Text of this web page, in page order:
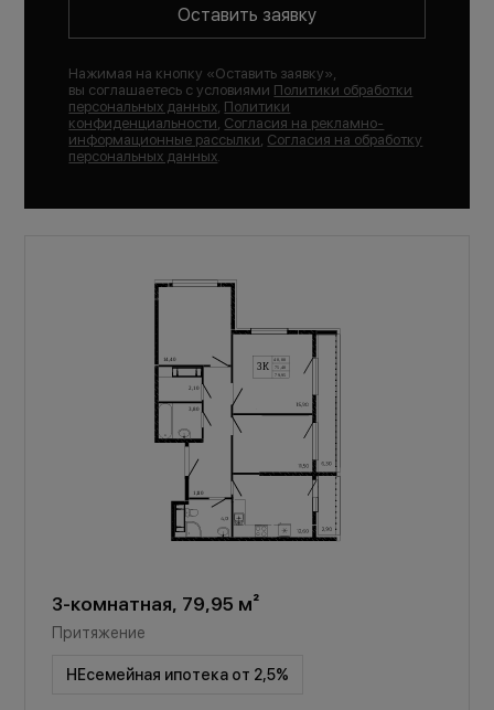
Оставить заявку
Нажимая на кнопку «Оставить заявку»,
вы соглашаетесь с условиями Политики обработки
персональных данных, Политики
конфиденциальности, Согласия на рекламно-
информационные рассылки, Согласия на обработку
персональных данных.
3-комнатная, 79,95 м²
Притяжение
НЕсемейная ипотека от 2,5%